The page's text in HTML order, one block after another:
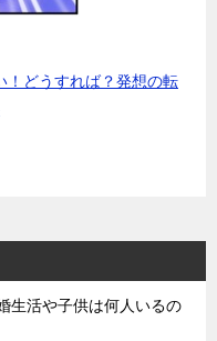
！どうすれば？発想の転
生活や子供は何人いるの